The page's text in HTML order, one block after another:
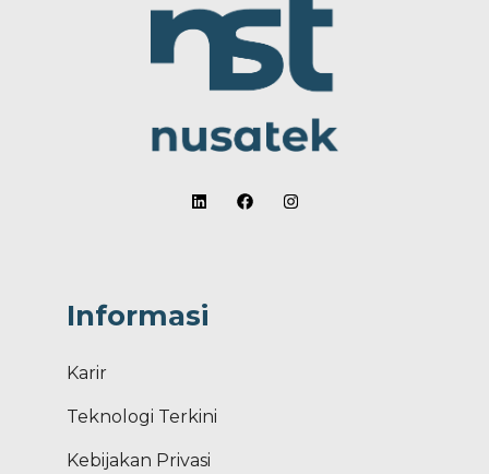
Informasi
Karir
Teknologi Terkini
Kebijakan Privasi